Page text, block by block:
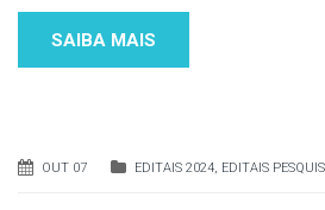
SAIBA MAIS
OUT 07 EDITAIS 2024, EDITAIS